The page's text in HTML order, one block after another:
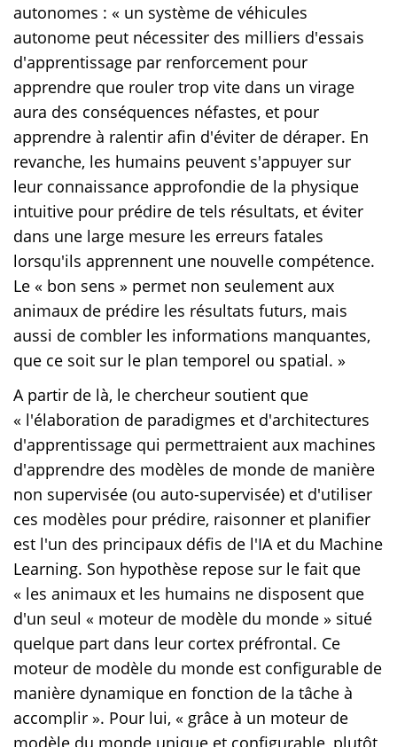
autonomes : « un système de véhicules
autonome peut nécessiter des milliers d'essais
d'apprentissage par renforcement pour
apprendre que rouler trop vite dans un virage
aura des conséquences néfastes, et pour
apprendre à ralentir afin d'éviter de déraper. En
revanche, les humains peuvent s'appuyer sur
leur connaissance approfondie de la physique
intuitive pour prédire de tels résultats, et éviter
dans une large mesure les erreurs fatales
lorsqu'ils apprennent une nouvelle compétence.
Le « bon sens » permet non seulement aux
animaux de prédire les résultats futurs, mais
aussi de combler les informations manquantes,
que ce soit sur le plan temporel ou spatial. »
A partir de là, le chercheur soutient que
« l'élaboration de paradigmes et d'architectures
d'apprentissage qui permettraient aux machines
d'apprendre des modèles de monde de manière
non supervisée (ou auto-supervisée) et d'utiliser
ces modèles pour prédire, raisonner et planifier
est l'un des principaux défis de l'IA et du Machine
Learning. Son hypothèse repose sur le fait que
« les animaux et les humains ne disposent que
d'un seul « moteur de modèle du monde » situé
quelque part dans leur cortex préfrontal. Ce
moteur de modèle du monde est configurable de
manière dynamique en fonction de la tâche à
accomplir ». Pour lui, « grâce à un moteur de
modèle du monde unique et configurable, plutôt